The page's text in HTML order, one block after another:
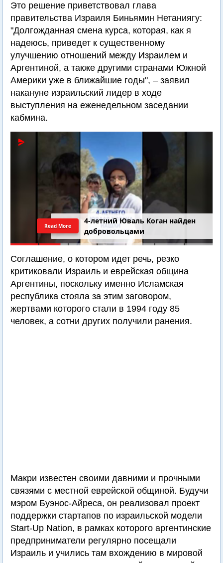
Это решение приветствовал глава
правительства Израиля Биньямин Нетаниягу:
"Долгожданная смена курса, которая, как я
надеюсь, приведет к существенному
улучшению отношений между Израилем и
Аргентиной, а также другими странами Южной
Америки уже в ближайшие годы", – заявил
накануне израильский лидер в ходе
выступления на еженедельном заседании
кабмина.
4-летний Юваль Коган найден
добровольцами
Read More
Соглашение, о котором идет речь, резко
критиковали Израиль и еврейская община
Аргентины, поскольку именно Исламская
республика стояла за этим заговором,
жертвами которого стали в 1994 году 85
человек, а сотни других получили ранения.
Макри известен своими давними и прочными
связями с местной еврейской общиной. Будучи
мэром Буэнос-Айреса, он реализовал проект
поддержки стартапов по израильской модели
Start-Up Nation, в рамках которого аргентинские
предприниматели регулярно посещали
Израиль и учились там вхождению в мировой